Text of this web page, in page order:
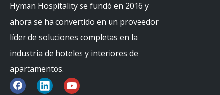
Hilton Garden Inn
Esquema de revivir
Hyman Hospitality se fundó en 2016 y
ahora se ha convertido en un proveedor
líder de soluciones completas en la
industria de hoteles y interiores de
apartamentos.